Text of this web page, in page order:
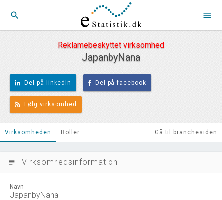
search menu
Reklamebeskyttet virksomhed
JapanbyNana
Del på linkedIn Del på facebook
Følg virksomhed
Virksomheden Roller Gå til branchesiden
subject Virksomhedsinformation
Navn
JapanbyNana